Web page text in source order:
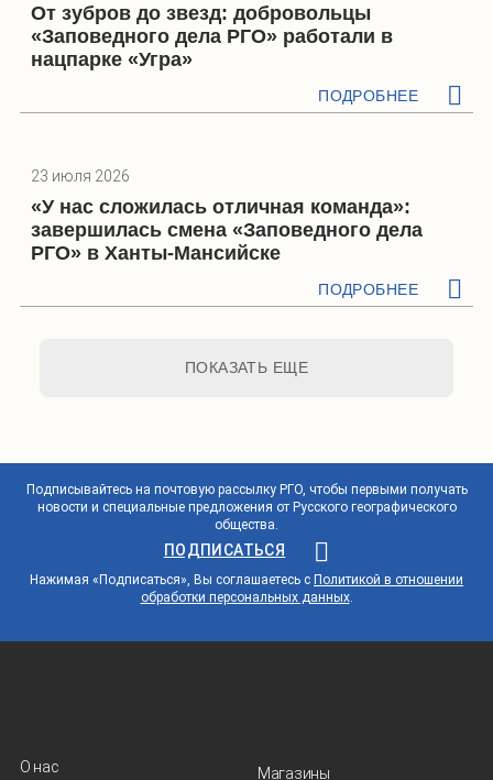
От зубров до звезд: добровольцы
«Заповедного дела РГО» работали в
нацпарке «Угра»
ПОДРОБНЕЕ
23 июля 2026
«У нас сложилась отличная команда»:
завершилась смена «Заповедного дела
РГО» в Ханты-Мансийске
ПОДРОБНЕЕ
ПОКАЗАТЬ ЕЩЕ
Подписывайтесь на почтовую рассылку РГО, чтобы первыми получать
новости и специальные предложения от Русского географического
общества.
ПОДПИСАТЬСЯ
Нажимая «Подписаться», Вы соглашаетесь с Политикой в отношении
обработки персональных данных.
О нас Магазины